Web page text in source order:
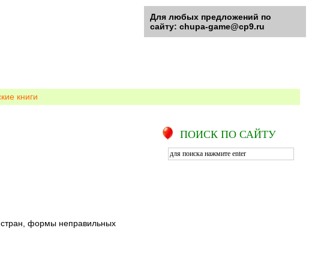
книги
стран, формы неправильных
ПОИСК ПО САЙТУ
Для любых предложений по
сайту: chupa-game@cp9.ru